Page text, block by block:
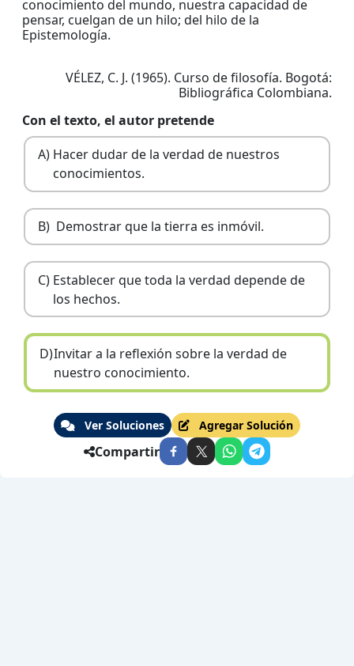
conocimiento del mundo, nuestra capacidad de
pensar, cuelgan de un hilo; del hilo de la
Epistemología.
VÉLEZ, C. J. (1965). Curso de filosofía. Bogotá:
Bibliográfica Colombiana.
Con el texto, el autor pretende
A) Hacer dudar de la verdad de nuestros
conocimientos.
B) Demostrar que la tierra es inmóvil.
C) Establecer que toda la verdad depende de
los hechos.
D)Invitar a la reflexión sobre la verdad de
nuestro conocimiento.
Ver Soluciones Agregar Solución
Compartir